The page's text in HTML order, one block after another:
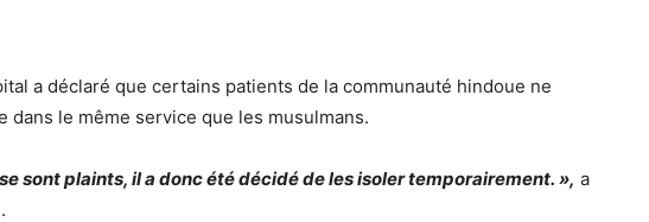
a déclaré que certains patients de la communauté hindoue ne
dans le même service que les musulmans.
sont plaints, il a donc été décidé de les isoler temporairement. », a